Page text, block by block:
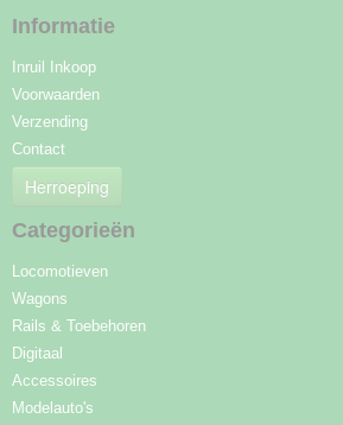
Informatie
Inruil Inkoop
Voorwaarden
Verzending
Contact
Herroeping
Categorieën
Locomotieven
Wagons
Rails & Toebehoren
Digitaal
Accessoires
Modelauto's